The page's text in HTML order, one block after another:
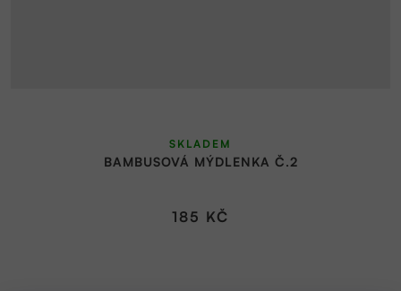
BAMBUSOVÁ MÝDLENKA Č.2
SKLADEM
185 KČ